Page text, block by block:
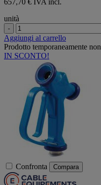
unità
-
Aggiungi al carrello
Prodotto temporaneamente
IN SCONTO!
Confronta Compara